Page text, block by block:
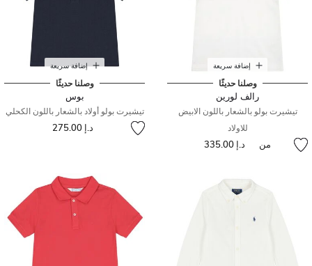
إضافة سريعة
وصلنا حديثًا
رالف لورين
تيشيرت بولو بالشعار باللون الابيض
للاولاد
من د.إ 335.00
إضافة سريعة
وصلنا حديثًا
بوس
تيشيرت بولو أولاد بالشعار باللون الكحلي
د.إ 275.00